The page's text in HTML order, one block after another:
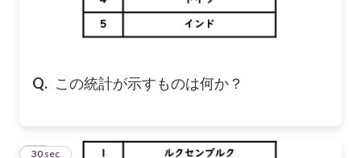
Q. この統計が示すものは何か？
20
30 sec